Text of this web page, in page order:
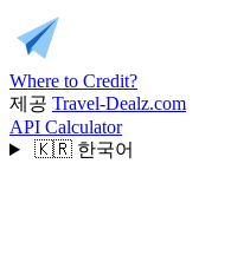
Where to Credit?
제공 Travel-Dealz.com
API Calculator
🇰🇷 한국어